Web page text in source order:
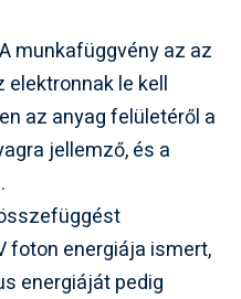
munkafüggvény az az
elektronnak le kell
az anyag felületéről a
jellemző, és a
foton energiája ismert,
energiáját pedig